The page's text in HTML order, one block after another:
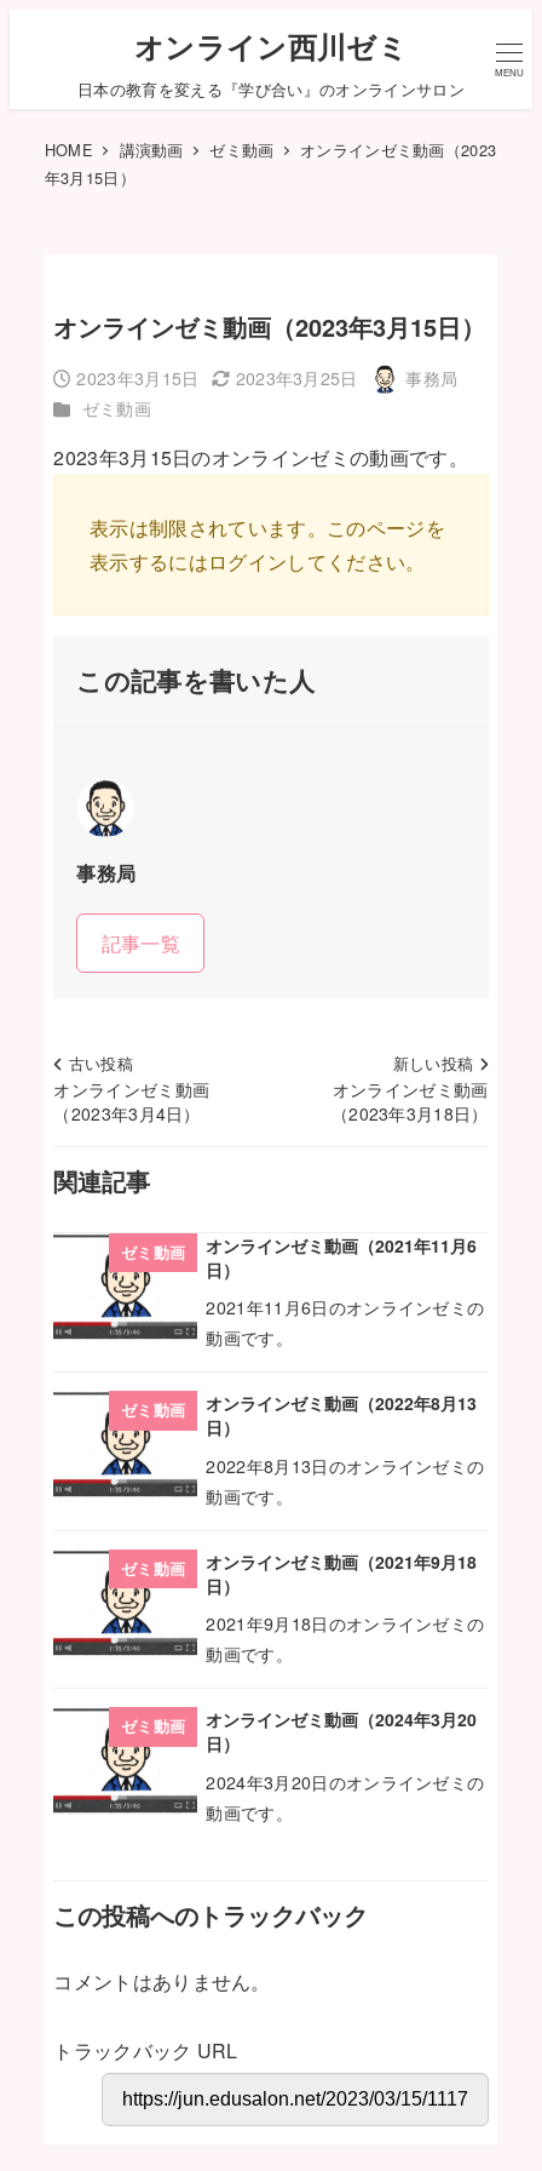
オンライン西川ゼミ
日本の教育を変える『学び合い』のオンラインサロン
MENU
HOME 講演動画 ゼミ動画
オンラインゼミ動画（2023
年3月15日）
オンラインゼミ動画（2023年3月15日）
投稿日
2023年3月15日
更新日
2023年3月25日
著
事務局
カテゴリー
ゼミ動画
2023年3月15日のオンラインゼミの動画です。
表示は制限されています。このページを
表示するにはログインしてください。
この記事を書いた人
事務局
記事一覧
古い投稿
オンラインゼミ動画
（2023年3月4日）
新しい投稿
オンラインゼミ動画
（2023年3月18日）
関連記事
ゼミ動画
オンラインゼミ動画（2021年11月6
日）
2021年11月6日のオンラインゼミの
動画です。
ゼミ動画
オンラインゼミ動画（2022年8月13
日）
2022年8月13日のオンラインゼミの
動画です。
ゼミ動画
オンラインゼミ動画（2021年9月18
日）
2021年9月18日のオンラインゼミの
動画です。
ゼミ動画
オンラインゼミ動画（2024年3月20
日）
2024年3月20日のオンラインゼミの
動画です。
この投稿へのトラックバック
コメントはありません。
トラックバック URL